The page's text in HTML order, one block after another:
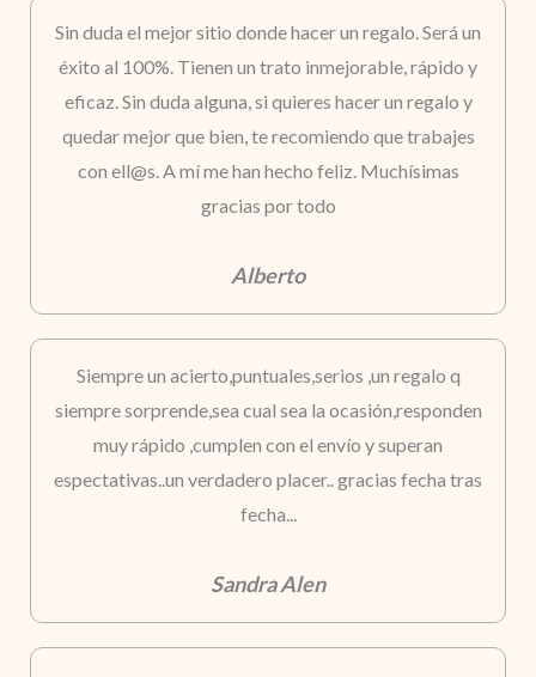
Sin duda el mejor sitio donde hacer un regalo. Será un
éxito al 100%. Tienen un trato inmejorable, rápido y
eficaz. Sin duda alguna, si quieres hacer un regalo y
quedar mejor que bien, te recomiendo que trabajes
con ell@s. A mí me han hecho feliz. Muchísimas
gracias por todo
Alberto
Siempre un acierto,puntuales,serios ,un regalo q
siempre sorprende,sea cual sea la ocasión,responden
muy rápido ,cumplen con el envío y superan
espectativas..un verdadero placer.. gracias fecha tras
fecha...
Sandra Alen